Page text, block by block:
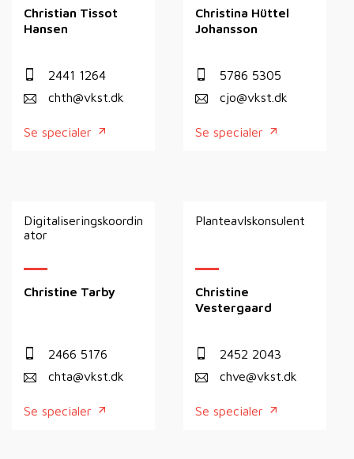
Christian Tissot
Hansen
2441 1264
chth@vkst.dk
Se specialer
Christina Hüttel
Johansson
5786 5305
cjo@vkst.dk
Se specialer
Digitaliseringskoordin
ator
Christine Tarby
2466 5176
chta@vkst.dk
Se specialer
Planteavlskonsulent
Christine
Vestergaard
2452 2043
chve@vkst.dk
Se specialer